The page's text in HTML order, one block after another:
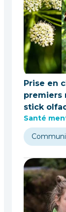
Prise en
premiers
stick
Santé